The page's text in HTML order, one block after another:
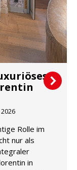
Rolle im
nur als
in